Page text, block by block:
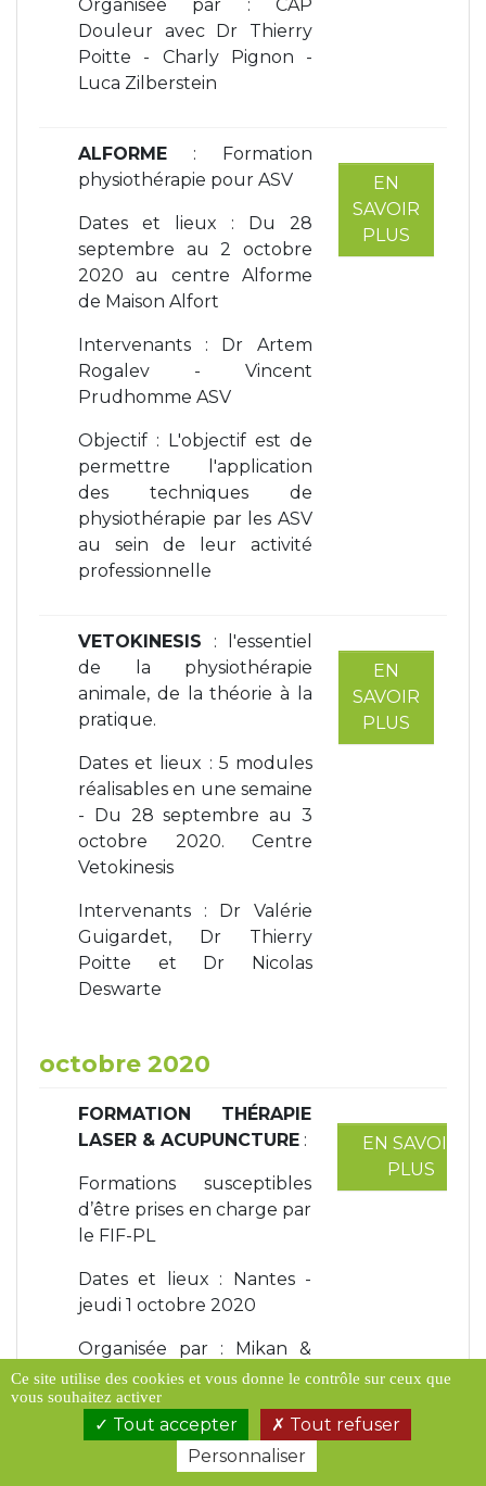
Organisée par : CAP
Douleur avec Dr Thierry
Poitte - Charly Pignon -
Luca Zilberstein
ALFORME : Formation
physiothérapie pour ASV
Dates et lieux : Du 28
septembre au 2 octobre
2020 au centre Alforme
de Maison Alfort
Intervenants : Dr Artem
Rogalev - Vincent
Prudhomme ASV
Objectif : L'objectif est de
permettre l'application
des techniques de
physiothérapie par les ASV
au sein de leur activité
professionnelle
EN
SAVOIR
PLUS
VETOKINESIS : l'essentiel
de la physiothérapie
animale, de la théorie à la
pratique.
Dates et lieux : 5 modules
réalisables en une semaine
- Du 28 septembre au 3
octobre 2020. Centre
Vetokinesis
Intervenants : Dr Valérie
Guigardet, Dr Thierry
Poitte et Dr Nicolas
Deswarte
EN
SAVOIR
PLUS
octobre 2020
FORMATION THÉRAPIE
LASER & ACUPUNCTURE :
Formations susceptibles
d’être prises en charge par
le FIF-PL
Dates et lieux : Nantes -
jeudi 1 octobre 2020
Organisée par : Mikan &
CAP Douleur avec Dr Jean
Michel Clobert -
Fondateur de Aquadog
EN SAVOIR
PLUS
Ce site utilise des cookies et vous donne le contrôle sur ceux que
vous souhaitez activer
Tout accepter
Tout refuser
Personnaliser